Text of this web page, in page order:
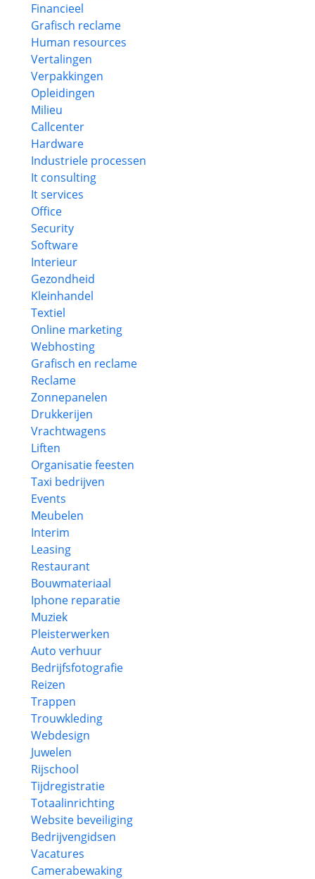
Financieel
Grafisch reclame
Human resources
Vertalingen
Verpakkingen
Opleidingen
Milieu
Callcenter
Hardware
Industriele processen
It consulting
It services
Office
Security
Software
Interieur
Gezondheid
Kleinhandel
Textiel
Online marketing
Webhosting
Grafisch en reclame
Reclame
Zonnepanelen
Drukkerijen
Vrachtwagens
Liften
Organisatie feesten
Taxi bedrijven
Events
Meubelen
Interim
Leasing
Restaurant
Bouwmateriaal
Iphone reparatie
Muziek
Pleisterwerken
Auto verhuur
Bedrijfsfotografie
Reizen
Trappen
Trouwkleding
Webdesign
Juwelen
Rijschool
Tijdregistratie
Totaalinrichting
Website beveiliging
Bedrijvengidsen
Vacatures
Camerabewaking